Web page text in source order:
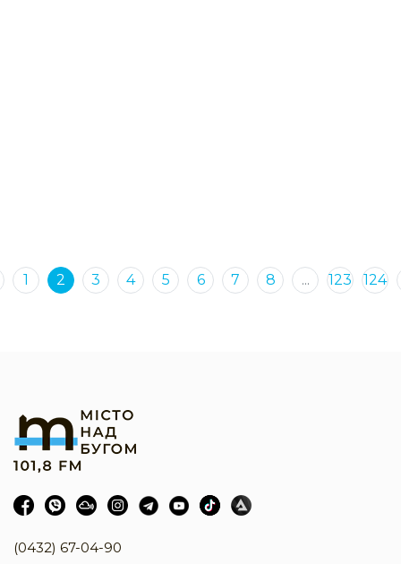
1 2 3 4 5 6 7 8 ... 123 124
(0432) 67-04-90